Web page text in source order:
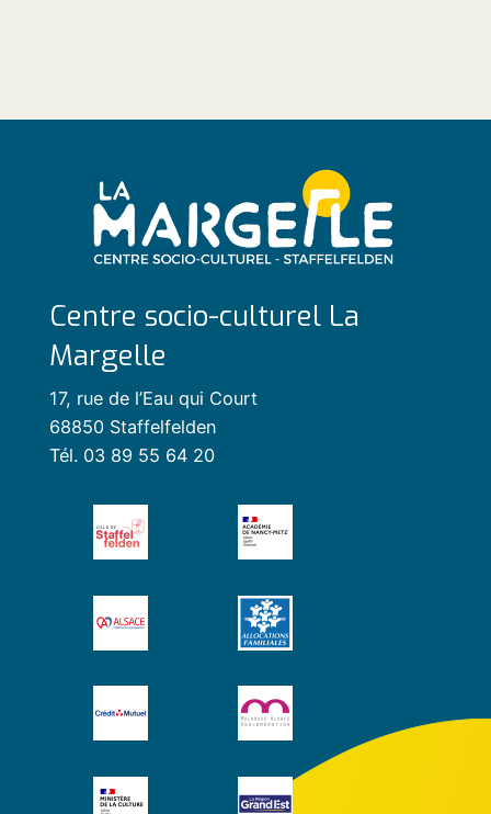
Centre socio-culturel La
Margelle
17, rue de l’Eau qui Court
68850 Staffelfelden
Tél. 03 89 55 64 20